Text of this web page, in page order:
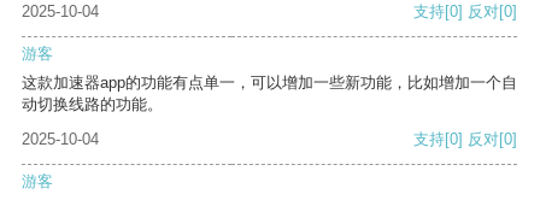
2025-10-04
支持[0] 反对[0]
游客
这款加速器app的功能有点单一，可以增加一些新功能，比如增加一个自
动切换线路的功能。
2025-10-04
支持[0] 反对[0]
游客